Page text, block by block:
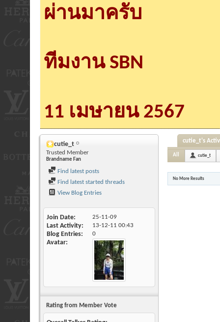
ผ่านมาครับ
ทีมงาน SBN
11 เมษายน 2567
cutie_t
Trusted Member
Brandname Fan
Find latest posts
Find latest started threads
View Blog Entries
Join Date 25-11-09
Last Activity 13-12-11 00:43
Blog Entries 0
Avatar
Rating from Member Vote
cutie_t's
All cutie_t
No More Results